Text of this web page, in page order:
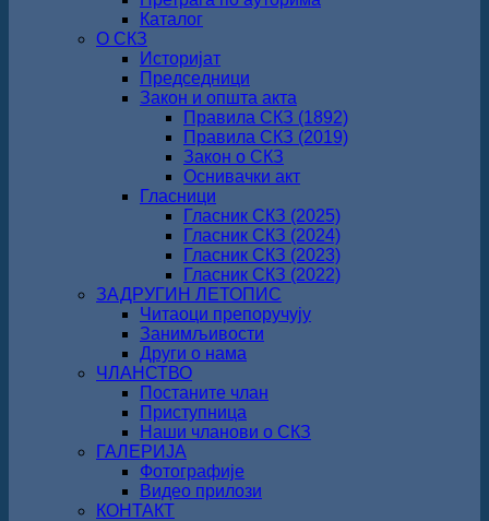
Каталог
О СКЗ
Историјат
Председници
Закон и општа акта
Правила СКЗ (1892)
Правила СКЗ (2019)
Закон о СКЗ
Оснивачки акт
Гласници
Гласник СКЗ (2025)
Гласник СКЗ (2024)
Гласник СКЗ (2023)
Гласник СКЗ (2022)
ЗАДРУГИН ЛЕТОПИС
Читаоци препоручују
Занимљивости
Други о нама
ЧЛАНСТВО
Постаните члан
Приступница
Наши чланови о СКЗ
ГАЛЕРИЈА
Фотографије
Видео прилози
КОНТАКТ